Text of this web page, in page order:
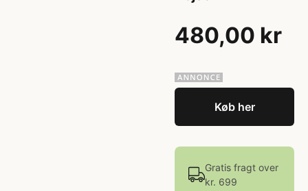
480,00 kr
Køb her
Gratis fragt over
kr. 699